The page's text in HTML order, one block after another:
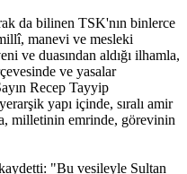
da bilinen TSK'nın binlerce
manevi ve mesleki
ve duasından aldığı ilhamla,
ve yasalar
Recep Tayyip
yapı içinde, sıralı amir
milletinin emrinde, görevinin
"Bu vesileyle Sultan